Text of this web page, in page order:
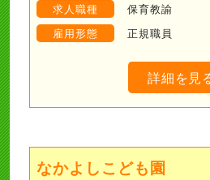
求人職種
保育教諭
雇用形態
正規職員
詳細を見
なかよしこども園